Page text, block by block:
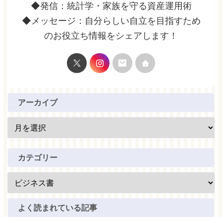
◆発信：統計学・家族を守る資産運用術
◆メッセージ：自分らしい自立を目指すため
のお役立ち情報をシェアします！
アーカイブ
カテゴリー
よく読まれている記事